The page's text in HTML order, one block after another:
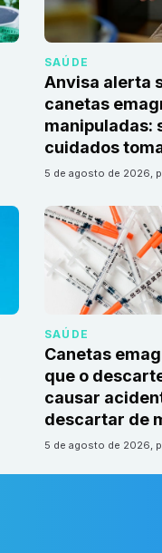
SAÚDE
Anvisa alerta
canetas
manipuladas:
cuidados
5 de agosto de 2026,
SAÚDE
Canetas
que o
causar
descartar de
5 de agosto de 2026,